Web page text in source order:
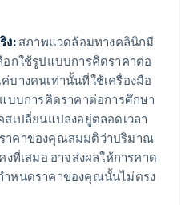
ง:สภาพแวดล้อมทางคลินิกมี
กใช้รูปแบบการคิดราคาต่อ
างคนเท่านั้นที่ใช้เครื่องมือ
บบการคิดราคาต่อการศึกษา
เปลี่ยนแปลงอยู่ตลอดเวลา
าคาของคุณสมมติว่าปริมาณ
งที่เสมอ อาจส่งผลให้การคาด
หนดราคาของคุณนั้นไม่ตรง